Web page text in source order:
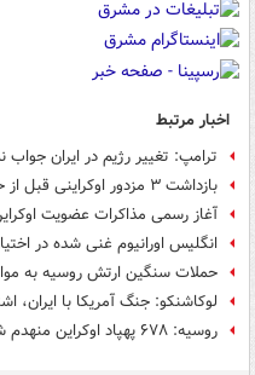
اخبار مرتبط
ترامپ: تغییر رژیم در ایران
بازداشت ۳ مزدور اوکراینی قبل از حمله به اهداف نظامی روسیه
آغاز رسمی مذاکرات عضویت
انگلیس اورانیوم غنی شده در
حملات سنگین ارتش روسیه به
لوکاشنکو: جنگ آمریکا با ایران،
روسیه: ۶۷۸ پهپاد اوکراین منهدم شدند؛ «وولنویه» آزاد شد